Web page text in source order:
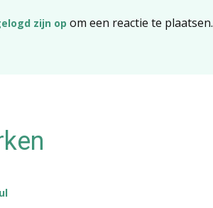
zijn op om een reactie te plaatsen.